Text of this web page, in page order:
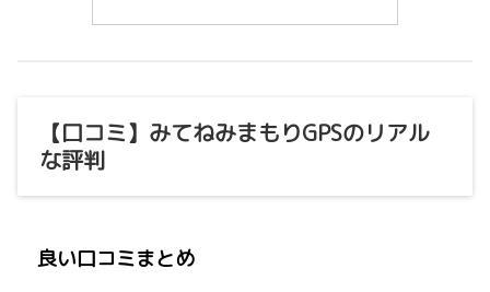
【口コミ】みてねみまもりGPSのリアル
な評判
良い口コミまとめ